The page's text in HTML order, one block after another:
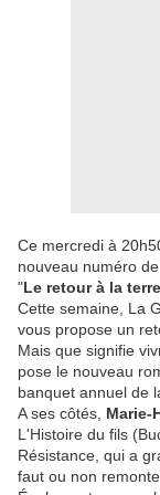
Ce mercredi à
nouveau numéro de
"Le retour à la
Cette semaine, La
vous propose un
Mais que signifie
pose le nouveau
banquet annuel de
A ses côtés, Marie-
L'Histoire du fils
Résistance, qui a
faut ou non